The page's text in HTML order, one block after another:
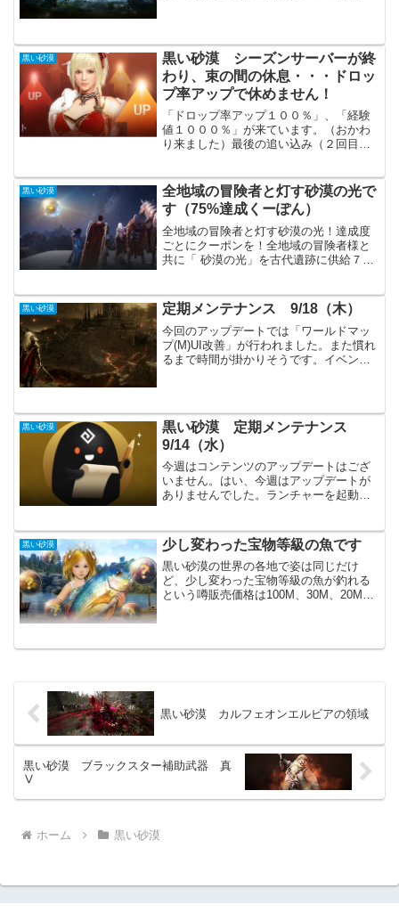
自力での入手は・・・やっぱ...
黒い砂漠
黒い砂漠 シーズンサーバーが終
わり、束の間の休息・・・ドロッ
プ率アップで休めません！
「ドロップ率アップ１００％」、「経験
値１０００％」が来ています。（おかわ
り来ました）最後の追い込み（２回目）
た）採集の改善も試してはみたいのです
が、あまり多くの時間は掛...
黒い砂漠
全地域の冒険者と灯す砂漠の光で
す（75%達成くーぽん）
全地域の冒険者と灯す砂漠の光！達成度
ごとにクーポンを！全地域の冒険者様と
共に「 砂漠の光」を古代遺跡に供給７
「750,000,000個」を達成したようで...
黒い砂漠 定期メンテナンス 9/18（木）
今回のアップデートでは「ワールドマッ
プ(M)UI改善」が行われました。また慣れ
るまで時間が掛かりそうです。イベント
の調整（S...
黒い砂漠
黒い砂漠 定期メンテナンス
9/14（水）
今週はコンテンツのアップデートはござ
いません。はい、今週はアップデートが
ありませんでした。ランチャーを起動し
た。アップデートはありませんが、いく
つかイベントが始まってい...
黒い砂漠 少し変わった宝物等級の魚です
黒い砂漠の世界の各地で姿は同じだけ
ど、少し変わった宝物等級の魚が釣れる
という噂販売価格は100M、30M、20M、
100Mシルバーと...
黒い砂漠 カルフェオンエルビアの領域
黒い砂漠 ブラックスター補助武器 真
Ⅴ
ホーム 黒い砂漠